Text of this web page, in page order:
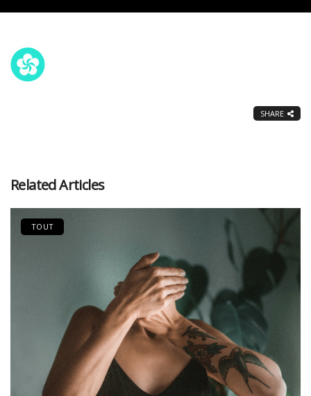
SHARE
Related Articles
TOUT